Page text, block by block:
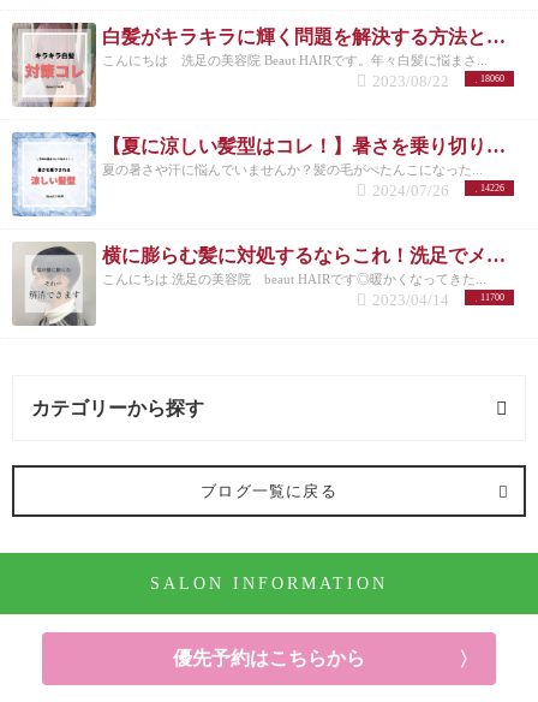
白髪がキラキラに輝く問題を解決する方法とは？白髪を活かしたカラーも紹介
こんにちは 洗足の美容院 Beaut HAIRです。年々白髪に悩まさ...
18060
2023/08/22
【夏に涼しい髪型はコレ！】暑さを乗り切りたいメンズさんにオススメの髪型とは？
夏の暑さや汗に悩んでいませんか？髪の毛がぺたんこになった...
14226
2024/07/26
横に膨らむ髪に対処するならこれ！洗足でメンズカットが得意な美容院が紹介◎
こんにちは 洗足の美容院 beaut HAIRです◎暖かくなってきた...
11700
2023/04/14
カテゴリーから探す
オススメメニュー (122記事)
パーマ (10記事)
ブログ一覧に戻る
SALON INFORMATION
優先予約はこちらから